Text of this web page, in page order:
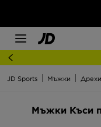
JD Sports Мъжки Дрехи
Мъжки Къси